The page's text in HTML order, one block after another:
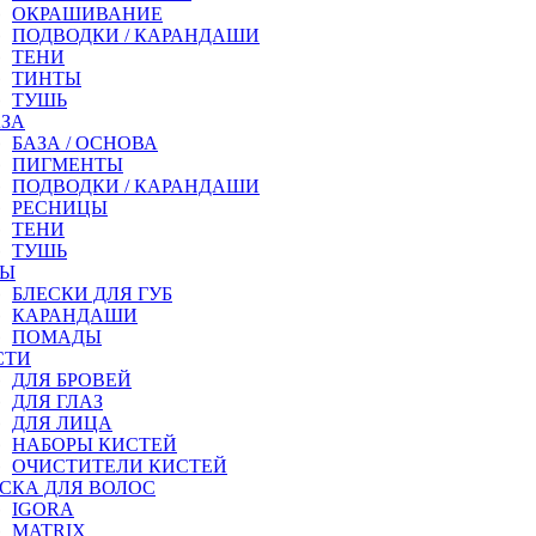
ОКРАШИВАНИЕ
ПОДВОДКИ / КАРАНДАШИ
ТЕНИ
ТИНТЫ
ТУШЬ
БАЗА / ОСНОВА
ПИГМЕНТЫ
ПОДВОДКИ / КАРАНДАШИ
РЕСНИЦЫ
ТЕНИ
ТУШЬ
БЛЕСКИ ДЛЯ ГУБ
КАРАНДАШИ
ПОМАДЫ
ДЛЯ БРОВЕЙ
ДЛЯ ГЛАЗ
ДЛЯ ЛИЦА
НАБОРЫ КИСТЕЙ
ОЧИСТИТЕЛИ КИСТЕЙ
ДЛЯ ВОЛОС
IGORA
MATRIX